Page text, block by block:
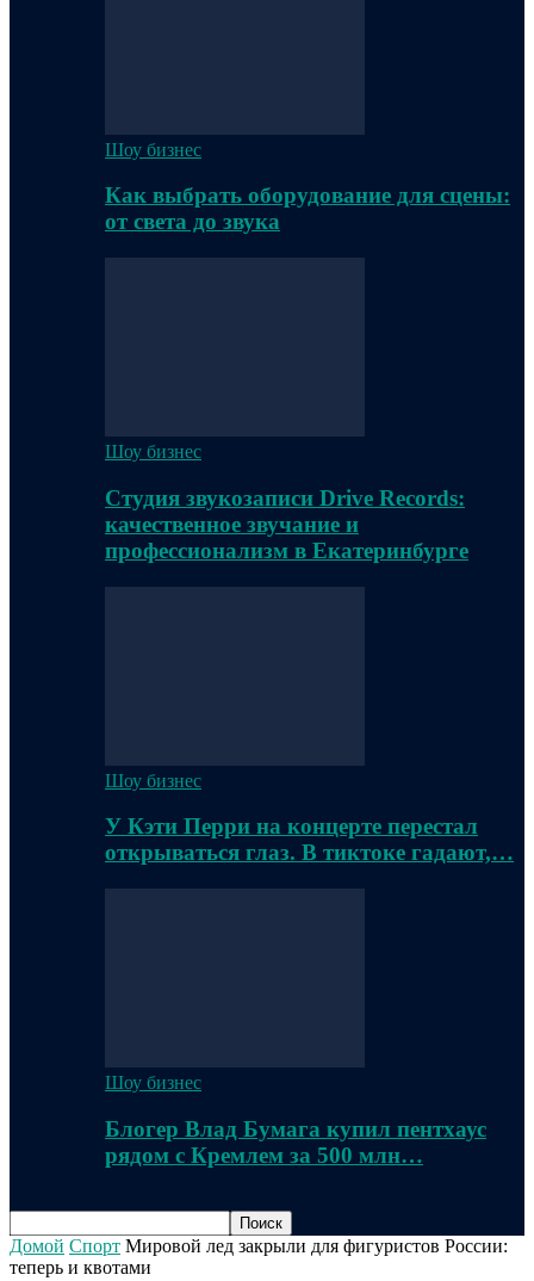
Шоу бизнес
Как выбрать оборудование для сцены:
от света до звука
Шоу бизнес
Студия звукозаписи Drive Records:
качественное звучание и
профессионализм в Екатеринбурге
Шоу бизнес
У Кэти Перри на концерте перестал
открываться глаз. В тиктоке гадают,…
Шоу бизнес
Блогер Влад Бумага купил пентхаус
рядом с Кремлем за 500 млн…
Домой Спорт Мировой лед закрыли для фигуристов России:
теперь и квотами